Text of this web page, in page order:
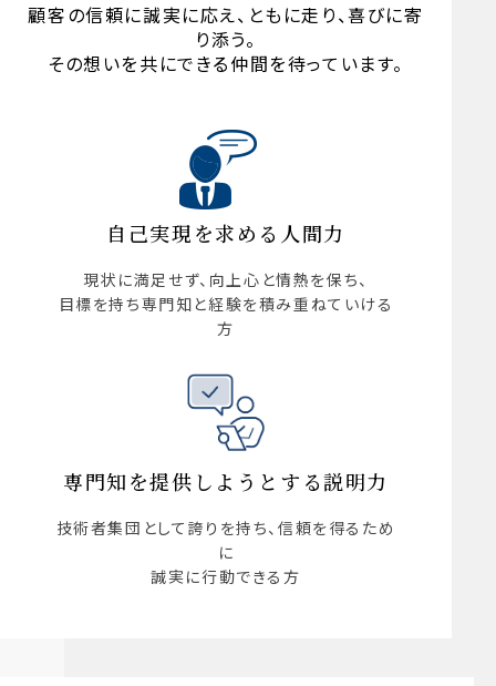
顧客の信頼に誠実に応え、ともに走り、喜びに寄
り添う。
その想いを共にできる仲間を待っています。
自己実現を求める人間力
現状に満足せず、向上心と情熱を保ち、
目標を持ち専門知と経験を積み重ねていける
方
専門知を提供しようとする説明力
技術者集団として誇りを持ち、信頼を得るため
に
誠実に行動できる方